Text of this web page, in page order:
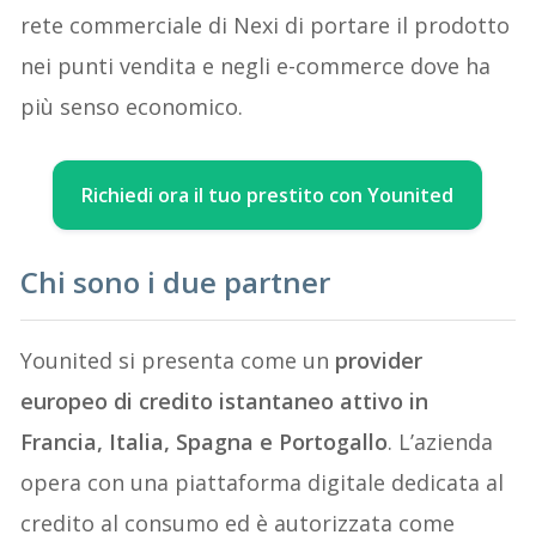
rete commerciale di Nexi di portare il prodotto
nei punti vendita e negli e-commerce dove ha
più senso economico.
Richiedi ora il tuo prestito con Younited
Chi sono i due partner
Younited si presenta come un provider
europeo di credito istantaneo attivo in
Francia, Italia, Spagna e Portogallo. L’azienda
opera con una piattaforma digitale dedicata al
credito al consumo ed è autorizzata come